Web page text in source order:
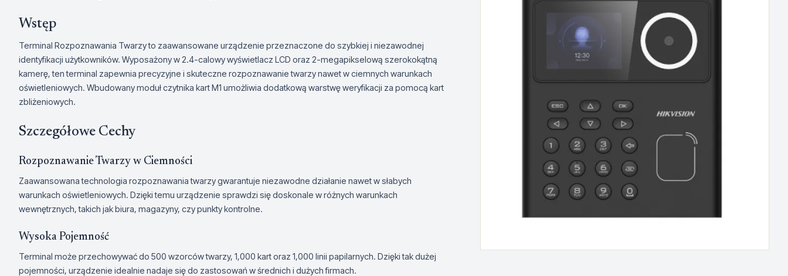
Wstęp
Terminal Rozpoznawania Twarzy to zaawansowane urządzenie przeznaczone do szybkiej i niezawodnej
identyfikacji użytkowników. Wyposażony w 2.4-calowy wyświetlacz LCD oraz 2-megapikselową szerokokątną
kamerę, ten terminal zapewnia precyzyjne i skuteczne rozpoznawanie twarzy nawet w ciemnych warunkach
oświetleniowych. Wbudowany moduł czytnika kart M1 umożliwia dodatkową warstwę weryfikacji za pomocą kart
zbliżeniowych.
Szczegółowe Cechy
Rozpoznawanie Twarzy w Ciemności
Zaawansowana technologia rozpoznawania twarzy gwarantuje niezawodne działanie nawet w słabych
warunkach oświetleniowych. Dzięki temu urządzenie sprawdzi się doskonale w różnych warunkach
wewnętrznych, takich jak biura, magazyny, czy punkty kontrolne.
Wysoka Pojemność
Terminal może przechowywać do 500 wzorców twarzy, 1,000 kart oraz 1,000 linii papilarnych. Dzięki tak dużej
pojemności, urządzenie idealnie nadaje się do zastosowań w średnich i dużych firmach.